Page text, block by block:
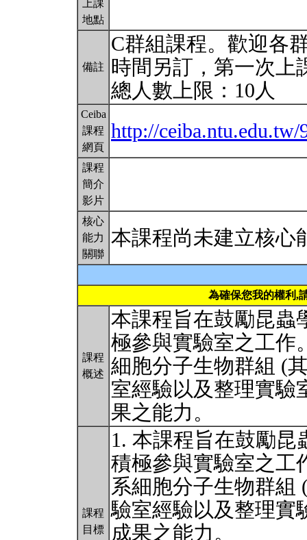
上課
地點
備註
C群組課程。歡迎各
時間另訂，第一次上
總人數上限：10人
Ceiba
課程
網頁
http://ceiba.ntu.edu.tw/
課程
簡介
影片
核心
能力
關聯
本課程尚未建立核心
為確保您我的權利,
課程
概述
本課程旨在鼓勵昆蟲
極參與實驗室之工作
細胞分子生物群組 (
室經驗以及整理實驗
果之能力。
課程
目標
1. 本課程旨在鼓勵
積極參與實驗室之工
系細胞分子生物群組
驗室經驗以及整理實
成果之能力。